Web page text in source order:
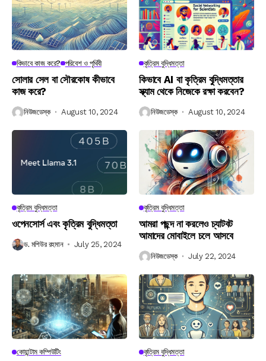
কিভাবে কাজ করে? পরিবেশ ও পৃথিবী
সোলার সেল বা সৌরকোষ কীভাবে
কাজ করে?
নিউজডেস্ক August 10, 2024
কৃত্রিম বুদ্ধিমত্তা
কিভাবে AI বা কৃত্রিম বুদ্ধিমত্তার
স্ক্যাম থেকে নিজেকে রক্ষা করবেন?
নিউজডেস্ক August 10, 2024
কৃত্রিম বুদ্ধিমত্তা
ওপেনসোর্স এবং কৃত্রিম বুদ্ধিমত্তা
ড. মশিউর রহমান July 25, 2024
কৃত্রিম বুদ্ধিমত্তা
আমরা পছন্দ না করলেও চ্যাটবট
আমাদের মোবাইলে চলে আসবে
নিউজডেস্ক July 22, 2024
কোয়ান্টাম কম্পিউটিং কৃত্রিম বুদ্ধিমত্তা